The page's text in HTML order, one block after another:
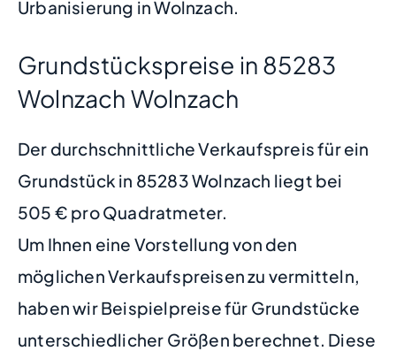
Urbanisierung in Wolnzach.
Grundstückspreise in 85283
Wolnzach Wolnzach
Der durchschnittliche Verkaufspreis für ein
Grundstück in 85283 Wolnzach liegt bei
505 € pro Quadratmeter.
Um Ihnen eine Vorstellung von den
möglichen Verkaufspreisen zu vermitteln,
haben wir Beispielpreise für Grundstücke
unterschiedlicher Größen berechnet. Diese